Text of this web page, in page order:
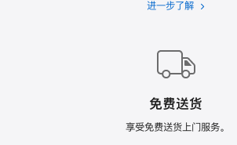
进一步了解
Apple
划
免费送货
享受免费送货上门服务。